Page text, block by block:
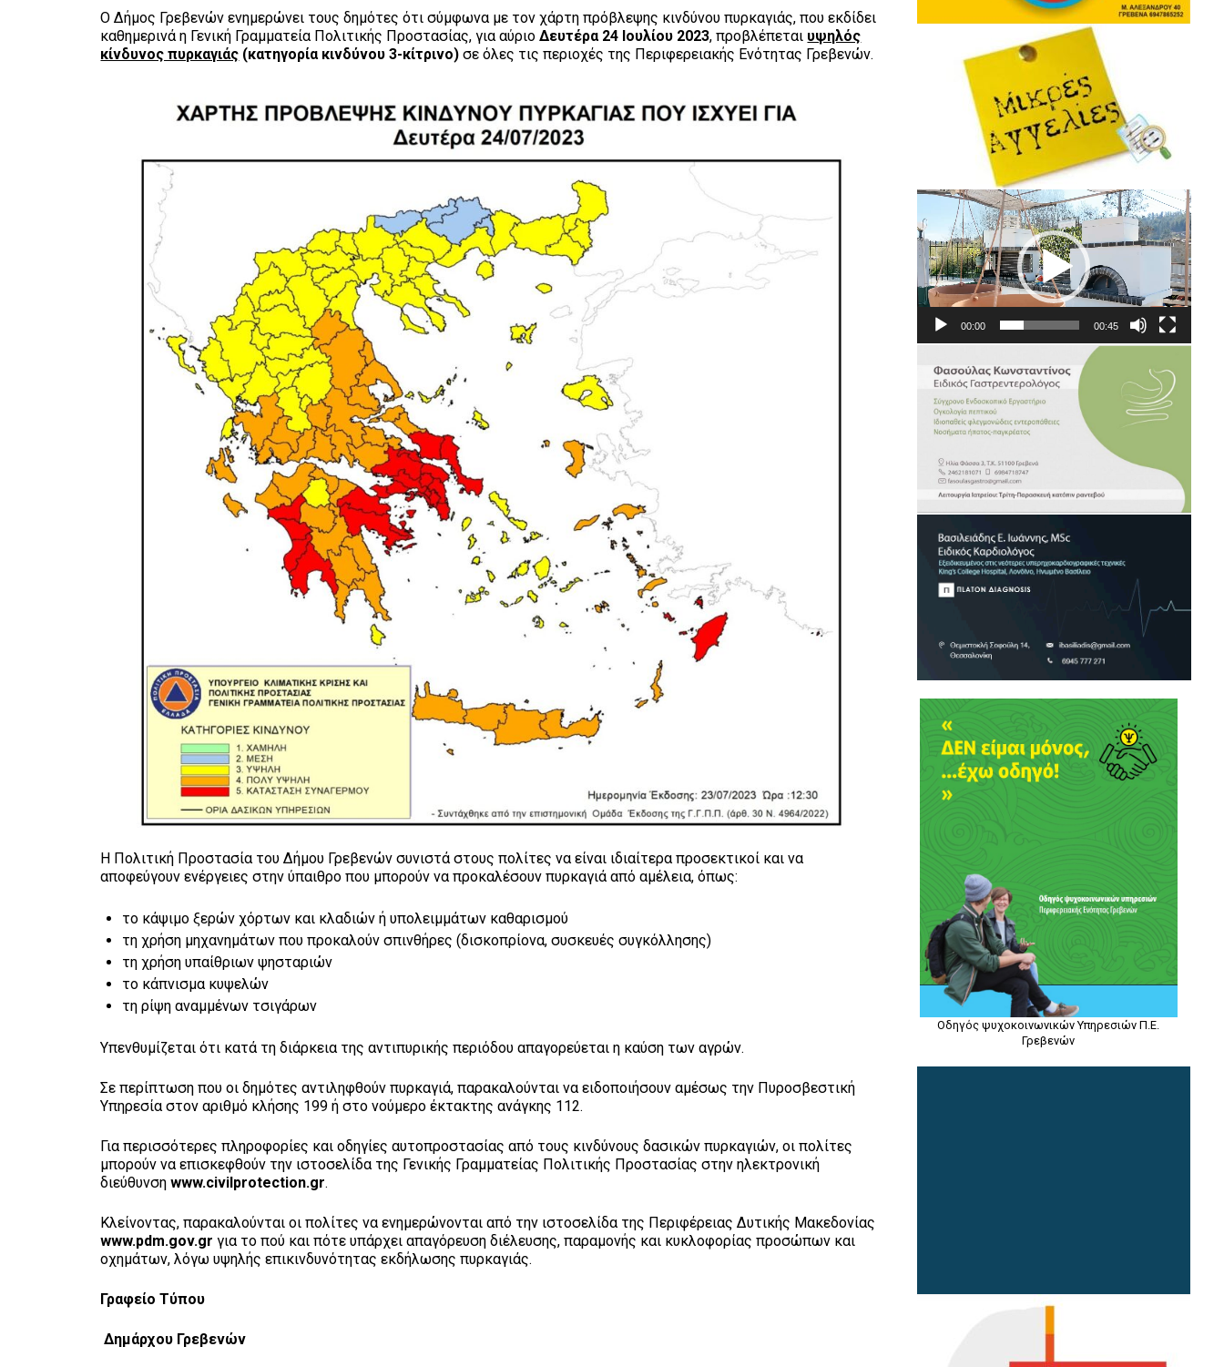
Ο Δήμος Γρεβενών ενημερώνει τους δημότες ότι σύμφωνα με τον χάρτη πρόβλεψης κινδύνου πυρκαγιάς, που εκδίδει
καθημερινά η Γενική Γραμματεία Πολιτικής Προστασίας, για αύριοΔευτέρα 24 Ιουλίου 2023, προβλέπεται υψηλός
κίνδυνος πυρκαγιάς (κατηγορία κινδύνου 3-κίτρινο) σε όλες τις περιοχές της Περιφερειακής Ενότητας Γρεβενών.
Η Πολιτική Προστασία του Δήμου Γρεβενών συνιστά στους πολίτες να είναι ιδιαίτερα προσεκτικοί και να
αποφεύγουν ενέργειες στην ύπαιθρο που μπορούν να προκαλέσουν πυρκαγιά από αμέλεια, όπως:
το κάψιμο ξερών χόρτων και κλαδιών ή υπολειμμάτων καθαρισμού
τη χρήση μηχανημάτων που προκαλούν σπινθήρες (δισκοπρίονα, συσκευές συγκόλλησης)
τη χρήση υπαίθριων ψησταριών
το κάπνισμα κυψελών
τη ρίψη αναμμένων τσιγάρων
Υπενθυμίζεται ότι κατά τη διάρκεια της αντιπυρικής περιόδου απαγορεύεται η καύση των αγρών.
Σε περίπτωση που οι δημότες αντιληφθούν πυρκαγιά, παρακαλούνται να ειδοποιήσουν αμέσως την Πυροσβεστική
Υπηρεσία στον αριθμό κλήσης 199 ή στο νούμερο έκτακτης ανάγκης 112.
Για περισσότερες πληροφορίες και οδηγίες αυτοπροστασίας από τους κινδύνους δασικών πυρκαγιών, οι πολίτες
μπορούν να επισκεφθούν την ιστοσελίδα της Γενικής Γραμματείας Πολιτικής Προστασίας στην ηλεκτρονική
διεύθυνσηwww.civilprotection.gr.
Κλείνοντας, παρακαλούνται οι πολίτες να ενημερώνονται από την ιστοσελίδα της Περιφέρειας Δυτικής Μακεδονίας
www.pdm.gov.gr για το πού και πότε υπάρχει απαγόρευση διέλευσης, παραμονής και κυκλοφορίας προσώπων και
οχημάτων, λόγω υψηλής επικινδυνότητας εκδήλωσης πυρκαγιάς.
Γραφείο Τύπου
Δημάρχου Γρεβενών
Πρόγραμμα
Αναπαραγωγής
Βίντεο
00:00 00:45
Οδηγός ψυχοκοινωνικών Υπηρεσιών Π.Ε.
Γρεβενών